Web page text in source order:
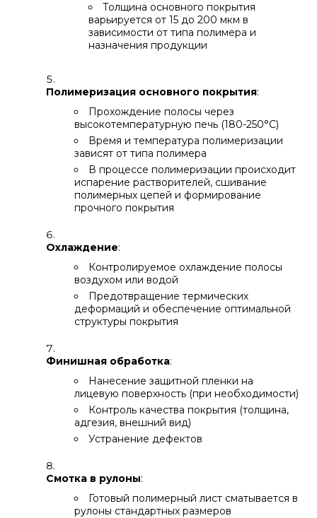
Толщина основного покрытия
варьируется от 15 до 200 мкм в
зависимости от типа полимера и
назначения продукции
Полимеризация основного покрытия:
Прохождение полосы через
высокотемпературную печь (180-250°C)
Время и температура полимеризации
зависят от типа полимера
В процессе полимеризации происходит
испарение растворителей, сшивание
полимерных цепей и формирование
прочного покрытия
Охлаждение:
Контролируемое охлаждение полосы
воздухом или водой
Предотвращение термических
деформаций и обеспечение оптимальной
структуры покрытия
Финишная обработка:
Нанесение защитной пленки на
лицевую поверхность (при необходимости)
Контроль качества покрытия (толщина,
адгезия, внешний вид)
Устранение дефектов
Смотка в рулоны:
Готовый полимерный лист сматывается в
рулоны стандартных размеров